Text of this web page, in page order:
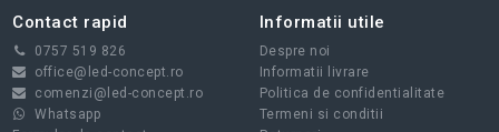
Contact rapid
0757 519 826
office@led-concept.ro
comenzi@led-concept.ro
Whatsapp
Informatii utile
Despre noi
Informatii livrare
Politica de confidentialitate
Termeni si conditii